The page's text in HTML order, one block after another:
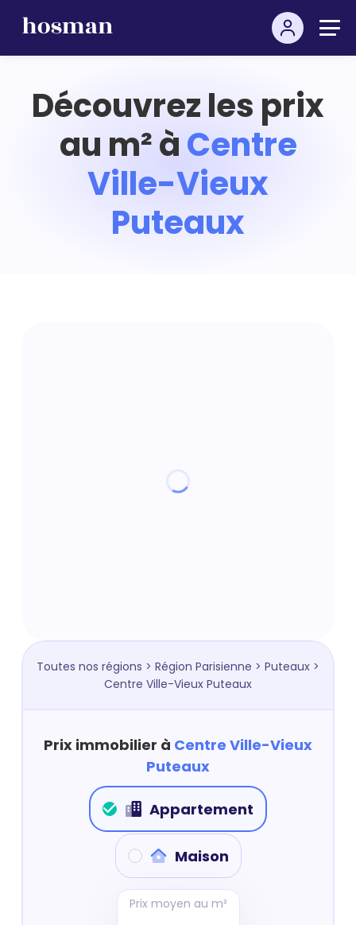
Découvrez les prix
au m² àCentre
Ville-Vieux
Puteaux
Toutes nos régions > Région Parisienne > Puteaux >
Centre Ville-Vieux Puteaux
Prix immobilier à Centre Ville-Vieux
Puteaux
Appartement
Maison
Prix moyen au m²